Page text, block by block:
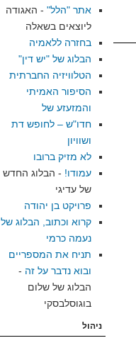
אתר "הלל" - האגודה
ליוצאים בשאלה
בחזרה ללאמיה
הבלוג של "יש דין"
הטלוויזיה החברתית
הסיפור האמיתי
והמזעזע של
חדו"ש – לחופש דת
ושוויון
לא מזיק ברובו
עמודו! - הבלוג החדש
של עדיגי
פרויקט בן יהודה
קרוא וכתוב, הבלוג של
נעמה כרמי
תניח את המספריים
ובוא נדבר על זה -
הבלוג של שלום
בוגוסלבסקי
ניהול